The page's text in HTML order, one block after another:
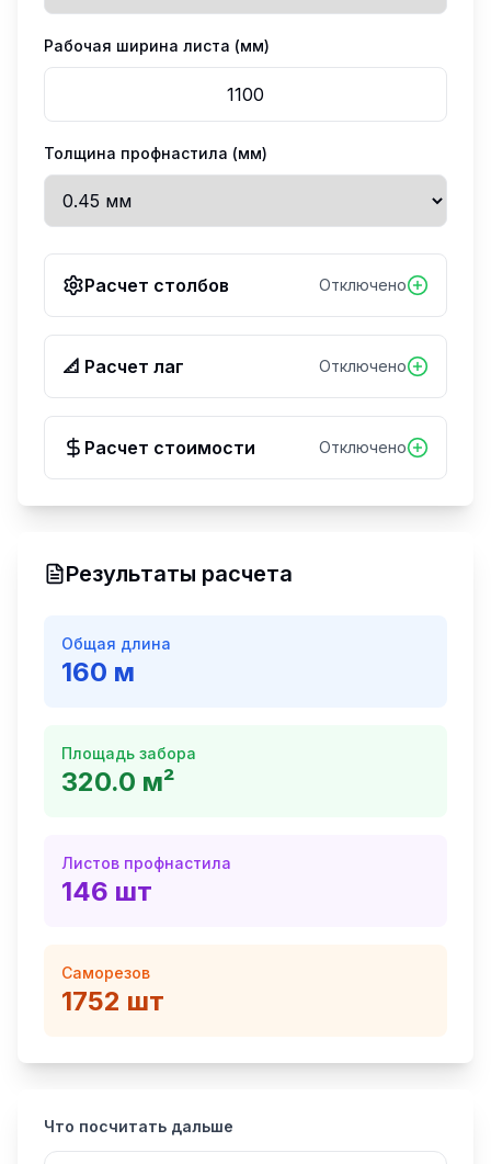
Рабочая ширина листа (мм)
Толщина профнастила (мм)
Расчет столбов Отключено
📐 Расчет лаг Отключено
Расчет стоимости Отключено
Результаты расчета
Общая длина
160 м
Площадь забора
320.0 м²
Листов профнастила
146 шт
Саморезов
1752 шт
Что посчитать дальше